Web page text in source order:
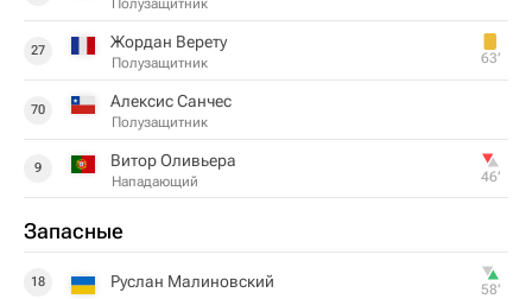
Полузащитник
27 Жордан Верету
Полузащитник 63‎’‎
70 Алексис Санчес
Полузащитник
9 Витор Оливьера
Нападающий 46‎’‎
Запасные
18 Руслан Малиновский 58‎’‎